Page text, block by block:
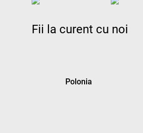
Fii la curent cu noi
Polonia